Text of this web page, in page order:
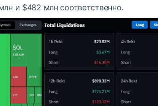
и $482 млн соответственно.